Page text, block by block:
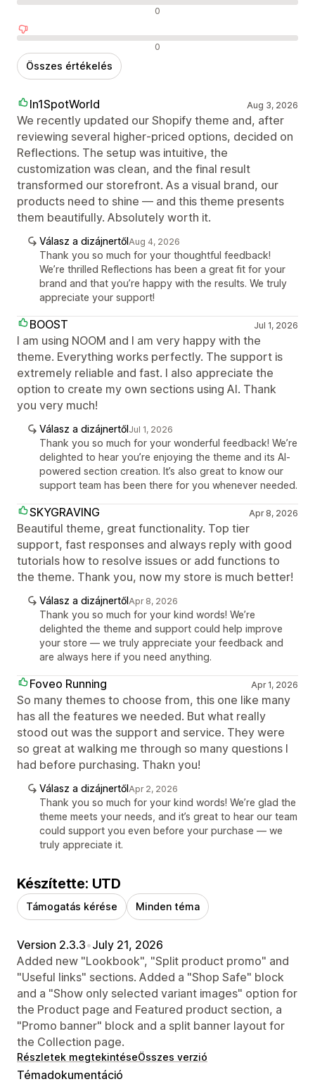
Semleges értékelések 0
Negatív értékelések 0
Összes értékelés
In1SpotWorld Aug 3, 2026
We recently updated our Shopify theme and, after
reviewing several higher‑priced options, decided on
Reflections. The setup was intuitive, the
customization was clean, and the final result
transformed our storefront. As a visual brand, our
products need to shine — and this theme presents
them beautifully. Absolutely worth it.
Válasz a dizájnertőlAug 4, 2026
Thank you so much for your thoughtful feedback!
We’re thrilled Reflections has been a great fit for your
brand and that you’re happy with the results. We truly
appreciate your support!
BOOST Jul 1, 2026
I am using NOOM and I am very happy with the
theme. Everything works perfectly. The support is
extremely reliable and fast. I also appreciate the
option to create my own sections using AI. Thank
you very much!
Válasz a dizájnertőlJul 1, 2026
Thank you so much for your wonderful feedback! We’re
delighted to hear you’re enjoying the theme and its AI-
powered section creation. It’s also great to know our
support team has been there for you whenever needed.
SKYGRAVING Apr 8, 2026
Beautiful theme, great functionality. Top tier
support, fast responses and always reply with good
tutorials how to resolve issues or add functions to
the theme. Thank you, now my store is much better!
Válasz a dizájnertőlApr 8, 2026
Thank you so much for your kind words! We’re
delighted the theme and support could help improve
your store — we truly appreciate your feedback and
are always here if you need anything.
Foveo Running Apr 1, 2026
So many themes to choose from, this one like many
has all the features we needed. But what really
stood out was the support and service. They were
so great at walking me through so many questions I
had before purchasing. Thakn you!
Válasz a dizájnertőlApr 2, 2026
Thank you so much for your kind words! We’re glad the
theme meets your needs, and it’s great to hear our team
could support you even before your purchase — we
truly appreciate it.
Készítette: UTD
Támogatás kérése Minden téma
Version 2.3.3•July 21, 2026
Added new "Lookbook", "Split product promo" and
"Useful links" sections. Added a "Shop Safe" block
and a "Show only selected variant images" option for
the Product page and Featured product section, a
"Promo banner" block and a split banner layout for
the Collection page.
Részletek megtekintéseÖsszes verzió
Témadokumentáció